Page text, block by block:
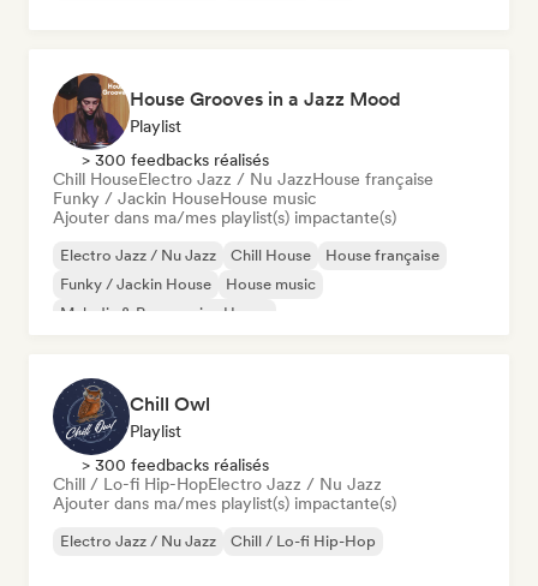
House Grooves in a Jazz Mood
Playlist
> 300 feedbacks réalisés
Chill HouseElectro Jazz / Nu JazzHouse française
Funky / Jackin HouseHouse music
Ajouter dans ma/mes playlist(s) impactante(s)
Electro Jazz / Nu Jazz Chill House
House française
Funky / Jackin House
House music
Melodic & Progressive House
Chill Owl
Playlist
> 300 feedbacks réalisés
Chill / Lo-fi Hip-HopElectro Jazz / Nu Jazz
Ajouter dans ma/mes playlist(s) impactante(s)
Electro Jazz / Nu Jazz Chill / Lo-fi Hip-Hop